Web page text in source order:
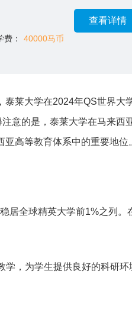
费： 40000马币
查看详情
泰莱大学在2024年QS世界大
意的是，泰莱大学在马来西
高等教育体系中的重要地位
居全球精英大学前1%之列。
学，为学生提供良好的科研环